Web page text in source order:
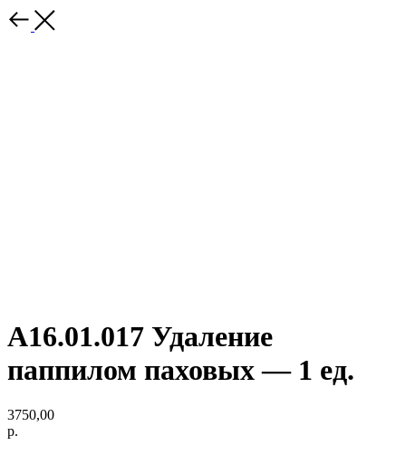
A16.01.017 Удаление
паппилом паховых — 1 ед.
3750,00
р.